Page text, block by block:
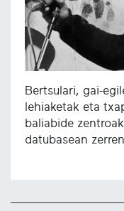
Bertsulari, gai-
lehiaketak eta
baliabide
datubasean